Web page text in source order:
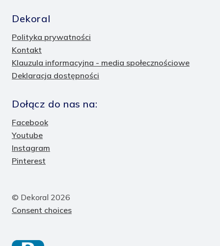
Dekoral
Polityka prywatności
Kontakt
Klauzula informacyjna - media społecznościowe
Deklaracja dostępności
Dołącz do nas na:
Facebook
Youtube
Instagram
Pinterest
© Dekoral 2026
Consent choices